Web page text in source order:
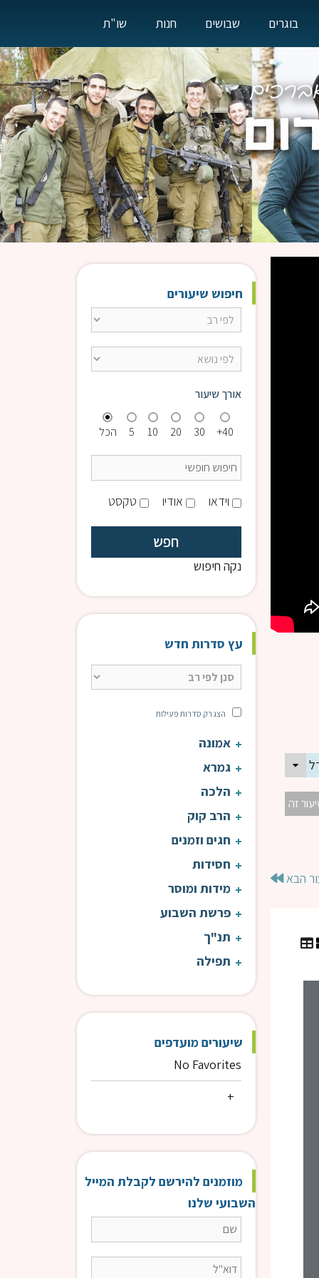
בוגרים שבושים חנות שו"ת
| מידות הראי"ה
זה
הבא
חיפוש שיעורים
אורך שיעור
הכל 5 10 20 30 40+
וידאו אודיו טקסט
נקה חיפוש
עץ סדרות חדש
הצג רק סדרות פעילות
אמונה
גמרא
הלכה
הרב קוק
חגים וזמנים
חסידות
מידות ומוסר
פרשת השבוע
תנ"ך
תפילה
שיעורים מועדפים
No Favorites
מוזמנים להירשם לקבלת המייל
השבועי שלנו